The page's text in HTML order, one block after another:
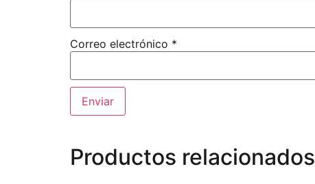
Correo electrónico *
Productos relacionados